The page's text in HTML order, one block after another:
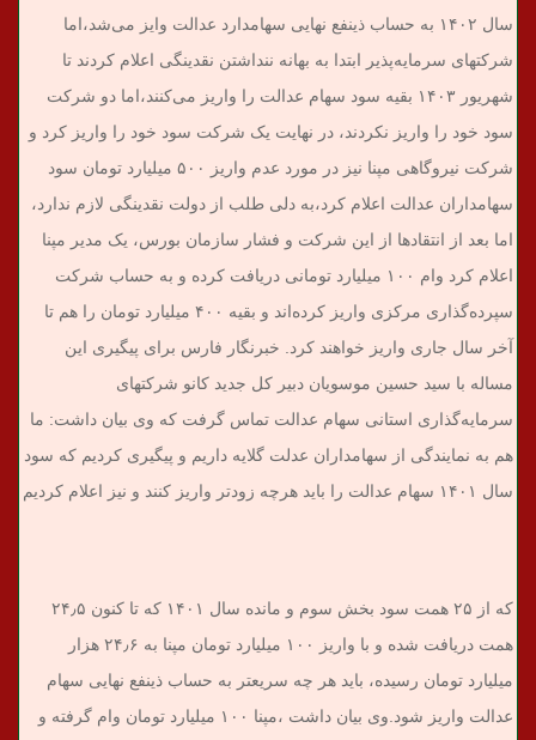
سال ۱۴۰۲ به حساب ذینفع نهایی سهامدارد عدالت وایز می‌شد،‌اما
شرکتهای سرمایه‌پذیر ابتدا به بهانه ننداشتن نقدینگی اعلام کردند تا
شهریور ۱۴۰۳ بقیه سود سهام عدالت را واریز می‌کنند،‌اما دو شرکت
سود خود را واریز نکردند،‌ در نهایت یک شرکت سود خود را واریز کرد و
شرکت نیروگاهی مپنا نیز در مورد عدم واریز ۵۰۰ میلیارد تومان سود
سهامداران عدالت اعلام کرد‌،به دلی طلب از دولت نقدینگی لازم ندارد،‌
اما بعد از انتقادها از این شرکت و فشار سازمان بورس،‌ یک مدیر مپنا
اعلام کرد وام ۱۰۰ میلیارد تومانی دریافت کرده و به حساب شرکت
سپرده‌گذاری مرکزی واریز کرده‌اند و بقیه ۴۰۰ میلیارد تومان را هم تا
آخر سال جاری واریز خواهند کرد. خبرنگار فارس برای پیگیری این
مساله با سید حسین موسویان دبیر کل جدید کانو شرکتهای
سرمایه‌گذاری استانی سهام عدالت تماس گرفت که وی بیان داشت: ما
هم به نمایندگی از سهامداران عدلت گلایه داریم و پیگیری کردیم که سود
سال ۱۴۰۱ سهام عدالت را باید هرچه زودتر واریز کنند و نیز اعلام کردیم
که از ۲۵ همت سود بخش سوم و مانده سال ۱۴۰۱ که تا کنون ۲۴٫۵
همت دریافت شده و با واریز ۱۰۰ میلیارد تومان مپنا به ۲۴٫۶ هزار
میلیارد تومان رسیده، باید هر چه سریعتر به حساب ذینفع نهایی سهام
عدالت واریز شود.
وی بیان داشت ،‌مپنا ۱۰۰ میلیارد تومان وام گرفته و